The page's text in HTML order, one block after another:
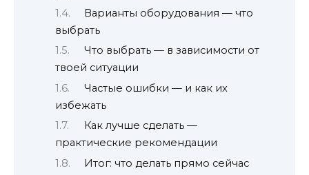
Варианты оборудования — что
выбрать
Что выбрать — в зависимости от
твоей ситуации
Частые ошибки — и как их
избежать
Как лучше сделать —
практические рекомендации
Итог: что делать прямо сейчас